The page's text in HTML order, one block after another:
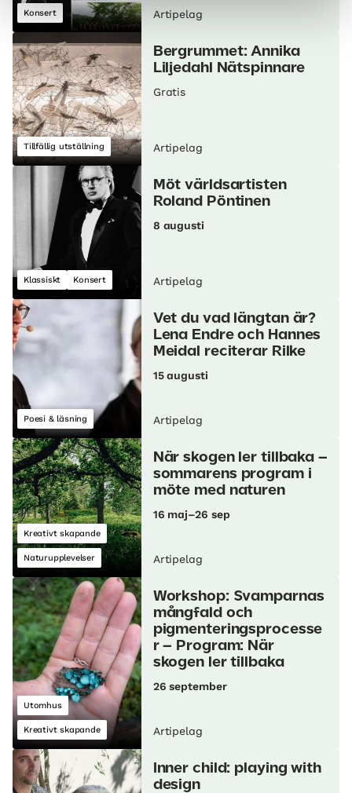
Konsert Artipelag
Tillfällig utställning
Bergrummet: Annika
Liljedahl Nätspinnare
Gratis
Artipelag
Klassiskt Konsert
Möt världsartisten
Roland Pöntinen
8 augusti
Artipelag
Poesi & läsning
Vet du vad längtan är?
Lena Endre och Hannes
Meidal reciterar Rilke
15 augusti
Artipelag
Kreativt skapande
Naturupplevelser
När skogen ler tillbaka –
sommarens program i
möte med naturen
16 maj–26 sep
Artipelag
Utomhus
Kreativt skapande
Workshop: Svamparnas
mångfald och
pigmenteringsprocesse
r – Program: När
skogen ler tillbaka
26 september
Artipelag
Inner child: playing with
design